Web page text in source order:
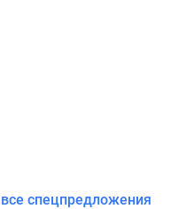
спецпредложения